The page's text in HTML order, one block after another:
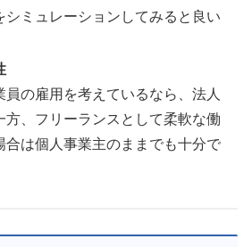
シミュレーションしてみると良い
員の雇用を考えているなら、法人
方、フリーランスとして柔軟な働
合は個人事業主のままでも十分で